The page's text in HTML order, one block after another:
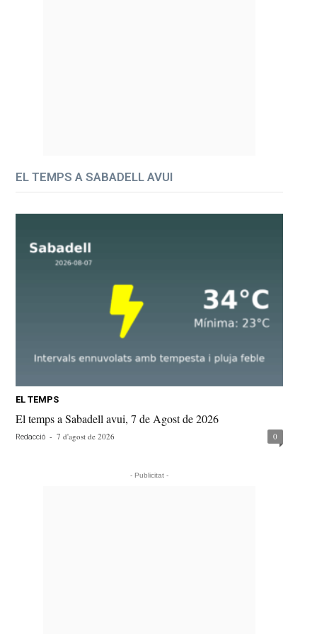
EL TEMPS A SABADELL AVUI
EL TEMPS
El temps a Sabadell avui, 7 de Agost de 2026
Redacció - 7 d'agost de 2026 0
- Publicitat -